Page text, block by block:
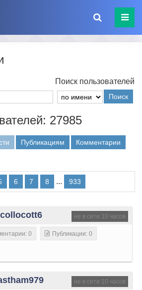
Поиск пользователей
Поиск
27985
Публикациям
Комментарии
6 7 8 ... 933
не в сети 10 часов
0 Публикации: 0
не в сети 10 часов